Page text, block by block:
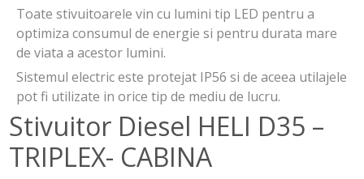
Toate stivuitoarele vin cu lumini tip LED pentru a
optimiza consumul de energie si pentru durata mare
de viata a acestor lumini.
Sistemul electric este protejat IP56 si de aceea utilajele
pot fi utilizate in orice tip de mediu de lucru.
Stivuitor Diesel HELI D35 –
TRIPLEX- CABINA